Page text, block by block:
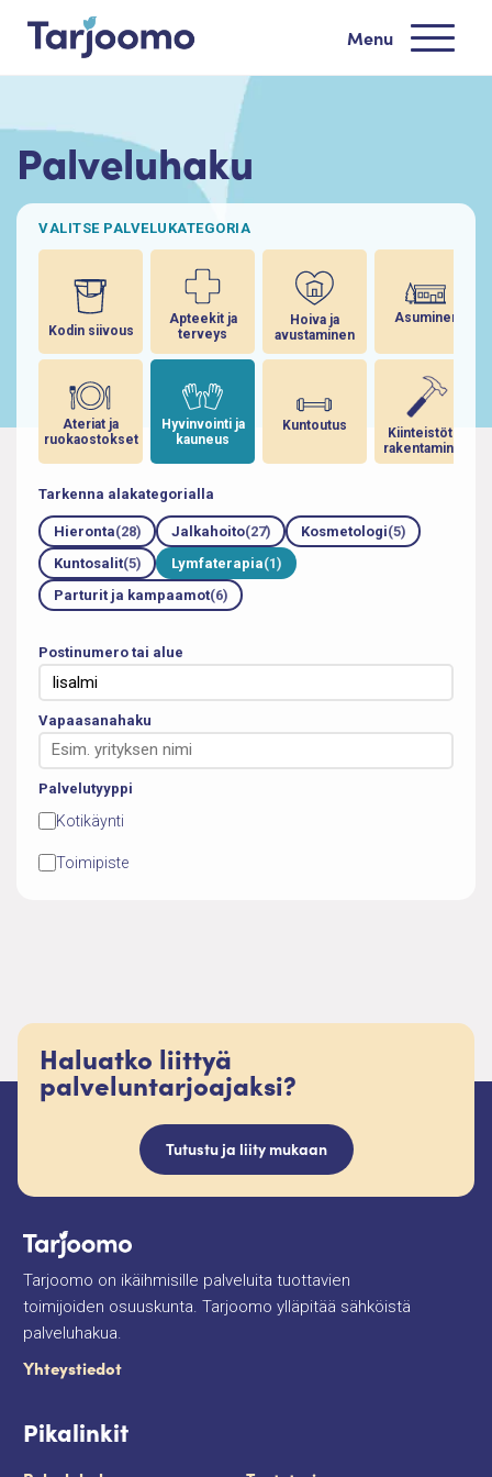
Siirry sisältöön
Tarjoomo etusivu
Menu
Palveluhaku
VALITSE PALVELUKATEGORIA
Kodin siivous
Ateriat ja
ruokaostokset
Apteekit ja
terveys
Hyvinvointi ja
kauneus
Hoiva ja
avustaminen
Kuntoutus
Asuminen
Kiinteistöt ja
rakentaminen
Tarkenna alakategorialla
Hieronta(28) Jalkahoito(27) Kosmetologi(5)
Kuntosalit(5) Lymfaterapia(1)
Parturit ja kampaamot(6)
Postinumero tai alue
Vapaasanahaku
Palvelutyyppi
Kotikäynti
Toimipiste
Haluatko liittyä
palveluntarjoajaksi?
Tutustu ja liity mukaan
Tarjoomo on ikäihmisille palveluita tuottavien
toimijoiden osuuskunta. Tarjoomo ylläpitää sähköistä
palveluhakua.
Yhteystiedot
Pikalinkit